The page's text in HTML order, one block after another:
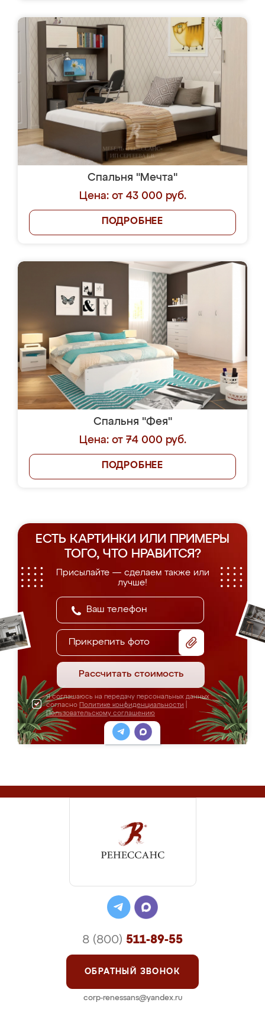
Спальня "Мечта"
Цена: от 43 000 руб.
ПОДРОБНЕЕ
Спальня "Фея"
Цена: от 74 000 руб.
ПОДРОБНЕЕ
ЕСТЬ КАРТИНКИ ИЛИ ПРИМЕРЫ
ТОГО, ЧТО НРАВИТСЯ?
Присылайте — сделаем также или
лучше!
Прикрепить фото
Рассчитать стоимость
Я соглашаюсь на передачу персональных данных
согласно Политике конфиденциальности
Пользовательскому соглашению
8 (800) 511-89-55
ОБРАТНЫЙ ЗВОНОК
corp-renessans@yandex.ru